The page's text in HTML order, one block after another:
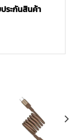
ประกันสินค้า